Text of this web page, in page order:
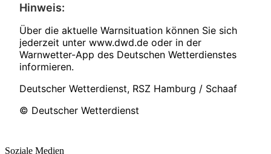
Hinweis:
Über die aktuelle Warnsituation können Sie sich
jederzeit unter www.dwd.de oder in der
Warnwetter-App des Deutschen Wetterdienstes
informieren.
Deutscher Wetterdienst, RSZ Hamburg / Schaaf
© Deutscher Wetterdienst
Soziale Medien